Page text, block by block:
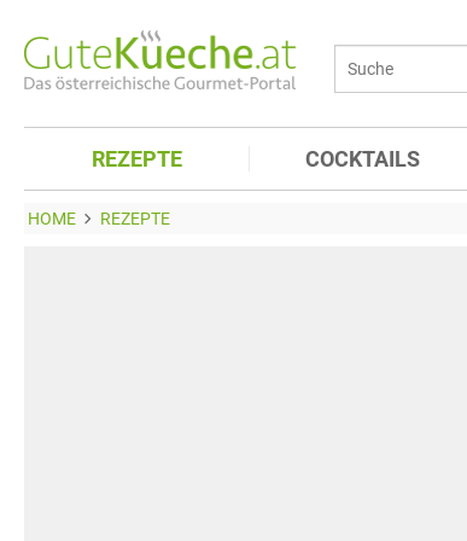
REZEPTE COCKTAILS
HOME REZEPTE